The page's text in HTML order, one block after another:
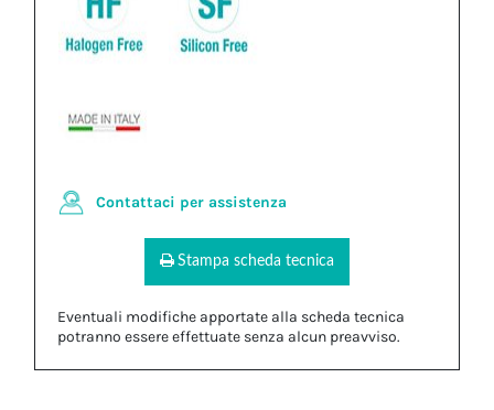
Contattaci per assistenza
Stampa scheda tecnica
Eventuali modifiche apportate alla scheda tecnica
potranno essere effettuate senza alcun preavviso.